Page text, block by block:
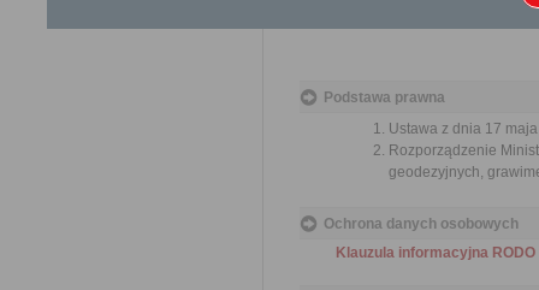
Podstawa prawna
Ustawa z dnia 17
Rozporządzenie
geodezyjnych,
Ochrona danych osobowych
Klauzula informacyjna RODO